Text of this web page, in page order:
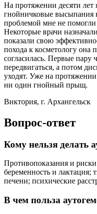
На протяжении десяти лет
гнойничковые высыпания
проблемой мне не помогли
Некоторые врачи
показали свою
похода к косметологу она
согласилась. Первые пару
передвигаться, а потом
уходят. Уже на
ни один гнойный прыщ.
Виктория, г. Архангельск
Вопрос-ответ
Кому нельзя делать
Противопоказания и
беременность и лактация;
печени; психические
В чем польза